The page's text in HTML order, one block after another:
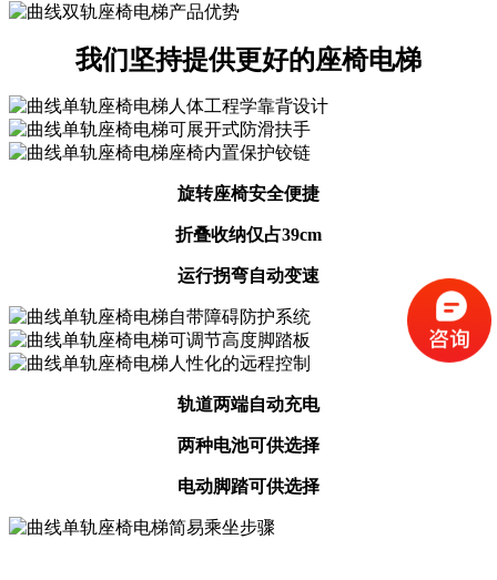
我们坚持提供更好的座椅电梯
旋转座椅安全便捷
折叠收纳仅占39cm
运行拐弯自动变速
轨道两端自动充电
两种电池可供选择
电动脚踏可供选择